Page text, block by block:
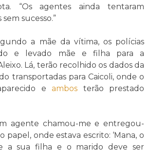
“Os agentes ainda tentaram
sem sucesso.”
a mãe da vítima, os polícias
e levado mãe e filha para a
Lá, terão recolhido os dados da
transportadas para Caicoli, onde o
e ambos terão prestado
agente chamou-me e entregou-
onde estava escrito: ‘Mana, o
a sua filha e o marido deve ser